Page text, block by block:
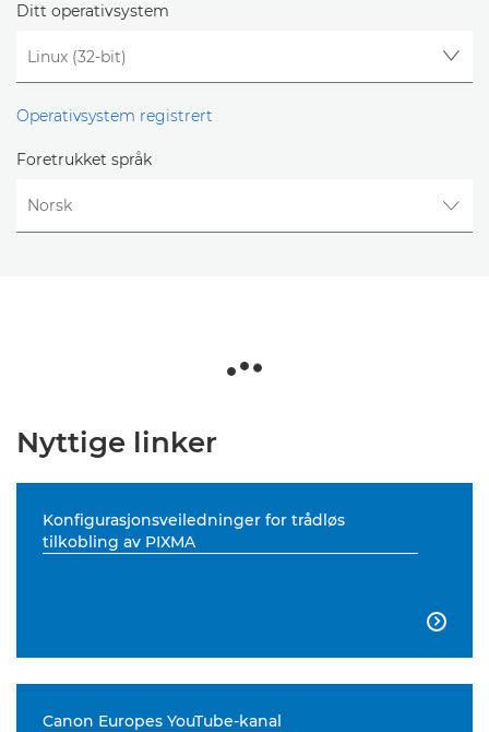
Ditt operativsystem
Operativsystem registrert
Foretrukket språk
Nyttige linker
Konfigurasjonsveiledninger for trådløs
tilkobling av PIXMA

Canon Europes YouTube-kanal